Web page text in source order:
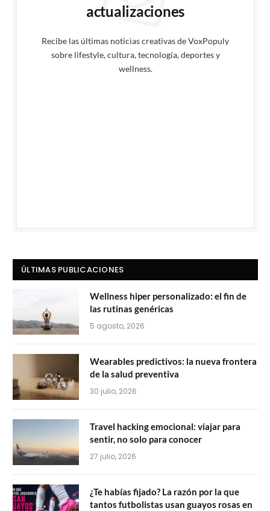
actualizaciones
Recibe las últimas noticias creativas de VoxPopuly
sobre lifestyle, cultura, tecnología, deportes y
wellness.
ÚLTIMAS PUBLICACIONES
Wellness hiper personalizado: el fin de
las rutinas genéricas
5 agosto, 2026
Wearables predictivos: la nueva frontera
de la salud preventiva
30 julio, 2026
Travel hacking emocional: viajar para
sentir, no solo para conocer
27 julio, 2026
¿Te habías fijado? La razón por la que
tantos futbolistas usan guayos rosas en